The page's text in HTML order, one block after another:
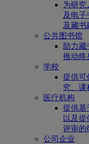
为研究
及电
及藏书
公共图书馆
助力藏
推动终
学校
提供可
究、课
医疗机构
提供基
以及
评审的
公司企业